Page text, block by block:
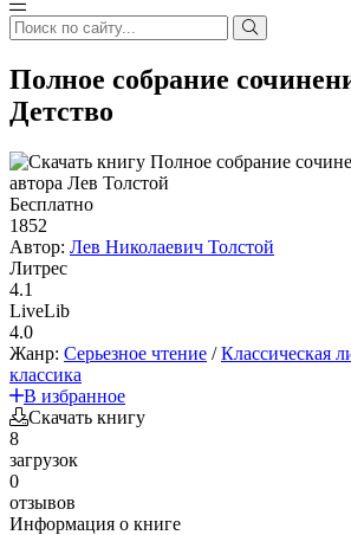
Полное собрание
Детство
Бесплатно
1852
Автор: Лев Николаевич Толстой
Литрес
4.1
LiveLib
4.0
Жанр: Серьезное чтение /Классическая
классика
В избранное
Скачать книгу
8
загрузок
0
отзывов
Информация о книге